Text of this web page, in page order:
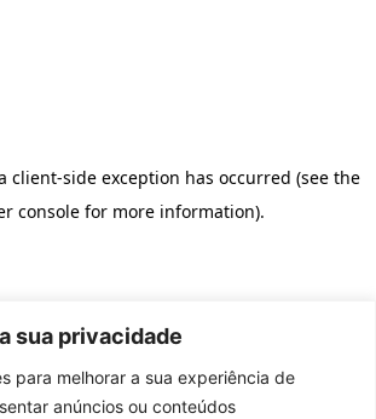
sua privacidade
para melhorar a sua experiência de
anúncios ou conteúdos